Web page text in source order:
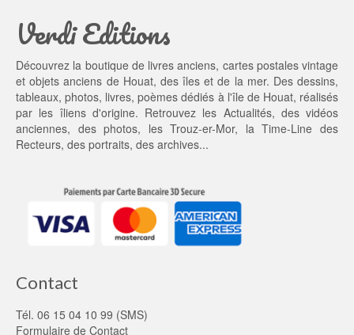
t :
0,
0
0 €.
Verdi Editions
Découvrez la boutique de livres anciens, cartes postales vintage
et objets anciens de Houat, des îles et de la mer. Des dessins,
tableaux, photos, livres, poèmes dédiés à l'île de Houat, réalisés
par les îliens d'origine. Retrouvez les Actualités, des vidéos
anciennes, desphotos, lesTrouz-er-Mor, laTime-Line des
Recteurs, des portraits, des archives...
Contact
Tél. 06 15 04 10 99 (SMS)
Formulaire de Contact